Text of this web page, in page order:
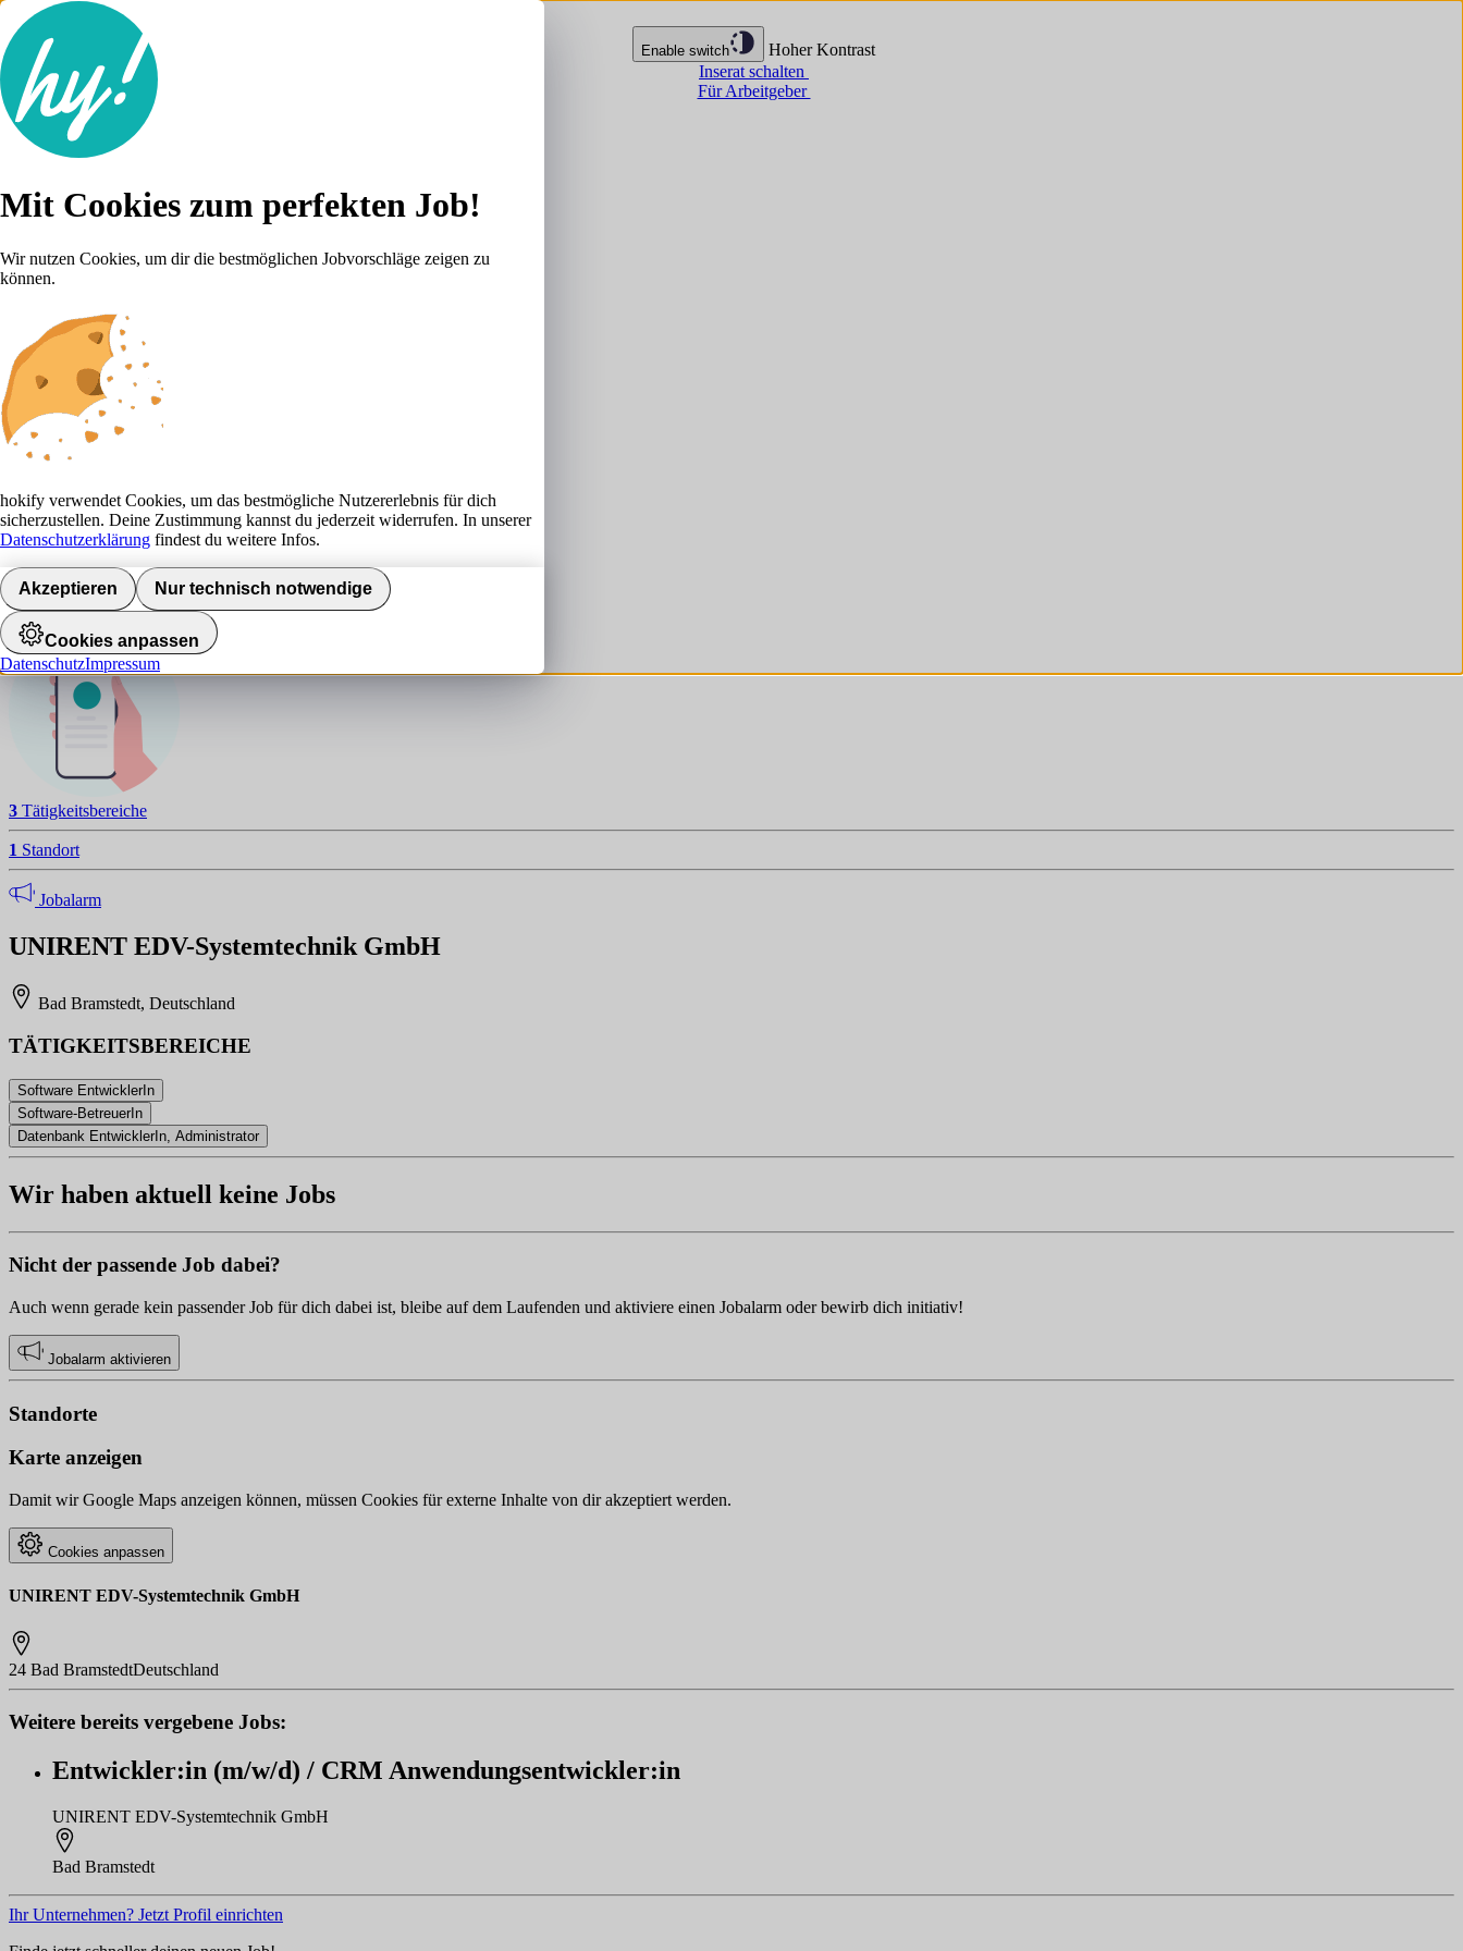
Enable switch
Hoher Kontrast
Inserat schalten
Für Arbeitgeber
Lebenslauf
U
NAVIGATION
Jobalarm aktivieren
3 Tätigkeitsbereiche
1 Standort
Jobalarm
UNIRENT EDV-Systemtechnik GmbH
Bad Bramstedt, Deutschland
TÄTIGKEITSBEREICHE
Software EntwicklerIn
Software-BetreuerIn
Datenbank EntwicklerIn, Administrator
Wir haben aktuell keine Jobs
Nicht der passende Job dabei?
Auch wenn gerade kein passender Job für dich dabei ist, bleibe auf dem Laufenden und aktiviere einen Jobalarm oder bewirb dich initiativ!
Jobalarm aktivieren
Standorte
Karte anzeigen
Damit wir Google Maps anzeigen können, müssen Cookies für externe Inhalte von dir akzeptiert werden.
Cookies anpassen
UNIRENT EDV-Systemtechnik GmbH
24 Bad BramstedtDeutschland
Weitere bereits vergebene Jobs:
Entwickler:in (m/w/d) / CRM Anwendungsentwickler:in
UNIRENT EDV-Systemtechnik GmbH
Bad Bramstedt
Ihr Unternehmen? Jetzt Profil einrichten
Mit Cookies zum perfekten Job!
Wir nutzen Cookies, um dir die bestmöglichen Jobvorschläge zeigen zu
können.
hokify verwendet Cookies, um das bestmögliche Nutzererlebnis für dich
sicherzustellen. Deine Zustimmung kannst du jederzeit widerrufen. In unserer
Datenschutzerklärung findest du weitere Infos.
Akzeptieren Nur technisch notwendige
Cookies anpassen
DatenschutzImpressum